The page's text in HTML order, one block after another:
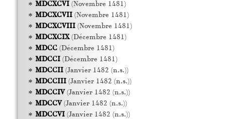
MDCXCVI(Novembre 1481)
MDCXCVII(Novembre 1481)
MDCXCVIII(Novembre 1481)
MDCXCIX(Décembre 1481)
MDCC(Décembre 1481)
MDCCI(Décembre 1481)
MDCCII(Janvier 1482 (n.s.))
MDCCIII(Janvier 1482 (n.s.))
MDCCIV(Janvier 1482 (n.s.))
MDCCV(Janvier 1482 (n.s.))
MDCCVI(Janvier 1482 (n.s.))